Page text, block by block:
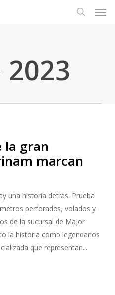
2023
la gran
marcan
una historia detrás. Prueba
perforados, volados y
de la sucursal de Major
la historia como legendarios
que representan...